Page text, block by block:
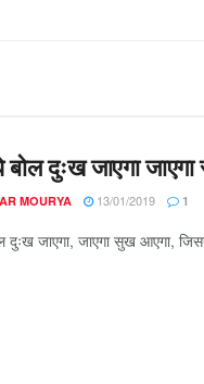
बोल दुःख जाएगा
MOURYA 13/01/2019 1
दुःख जाएगा, जाएगा सुख आएगा,